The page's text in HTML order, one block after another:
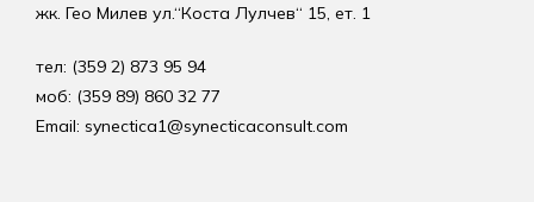
жк. Гео Милев ул.“Коста Лулчев“ 15, ет. 1
тел: (359 2) 873 95 94
моб: (359 89) 860 32 77
Email: synectica1@synecticaconsult.com